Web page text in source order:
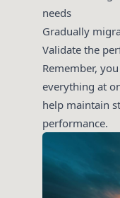
needs
Gradually
Validate the
Remember,
everything at
help maintain
performance.